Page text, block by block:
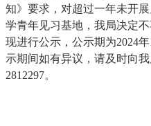
知》要求，对超过一年未开
学青年见习基地，我局决定
现进行公示，公示期为2024
示期间如有异议，请及时向
2812297。